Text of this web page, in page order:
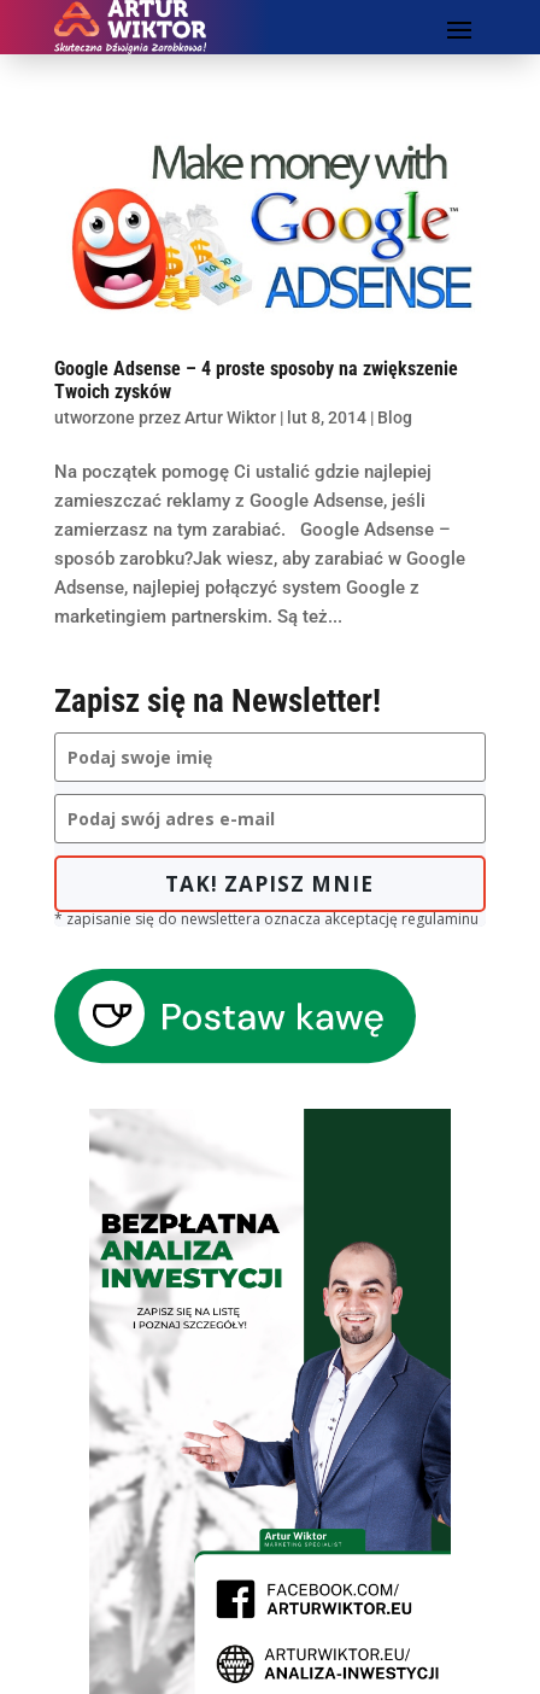
Google Adsense – 4 proste sposoby na zwiększenie
Twoich zysków
utworzone przezArtur Wiktor| lut 8, 2014| Blog
Na początek pomogę Ci ustalić gdzie najlepiej
zamieszczać reklamy z Google Adsense, jeśli
zamierzasz na tym zarabiać. Google Adsense –
sposób zarobku?Jak wiesz, aby zarabiać w Google
Adsense, najlepiej połączyć system Google z
marketingiem partnerskim. Są też...
Zapisz się na Newsletter!
TAK! ZAPISZ MNIE
* zapisanie się do newslettera oznacza akceptację regulaminu